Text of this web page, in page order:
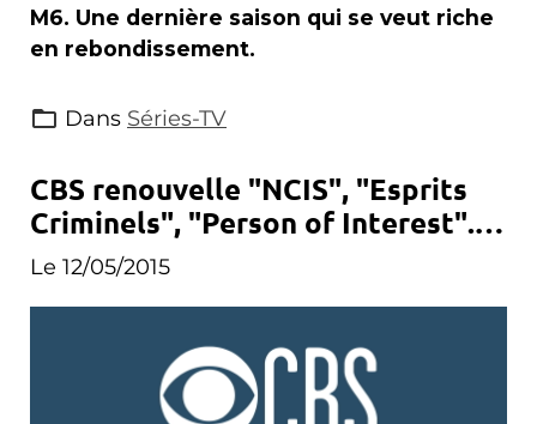
M6. Une dernière saison qui se veut riche
en rebondissement.
Dans Séries-TV
CBS renouvelle "NCIS", "Esprits
Criminels", "Person of Interest"...
et bien d'autres !
Le 12/05/2015